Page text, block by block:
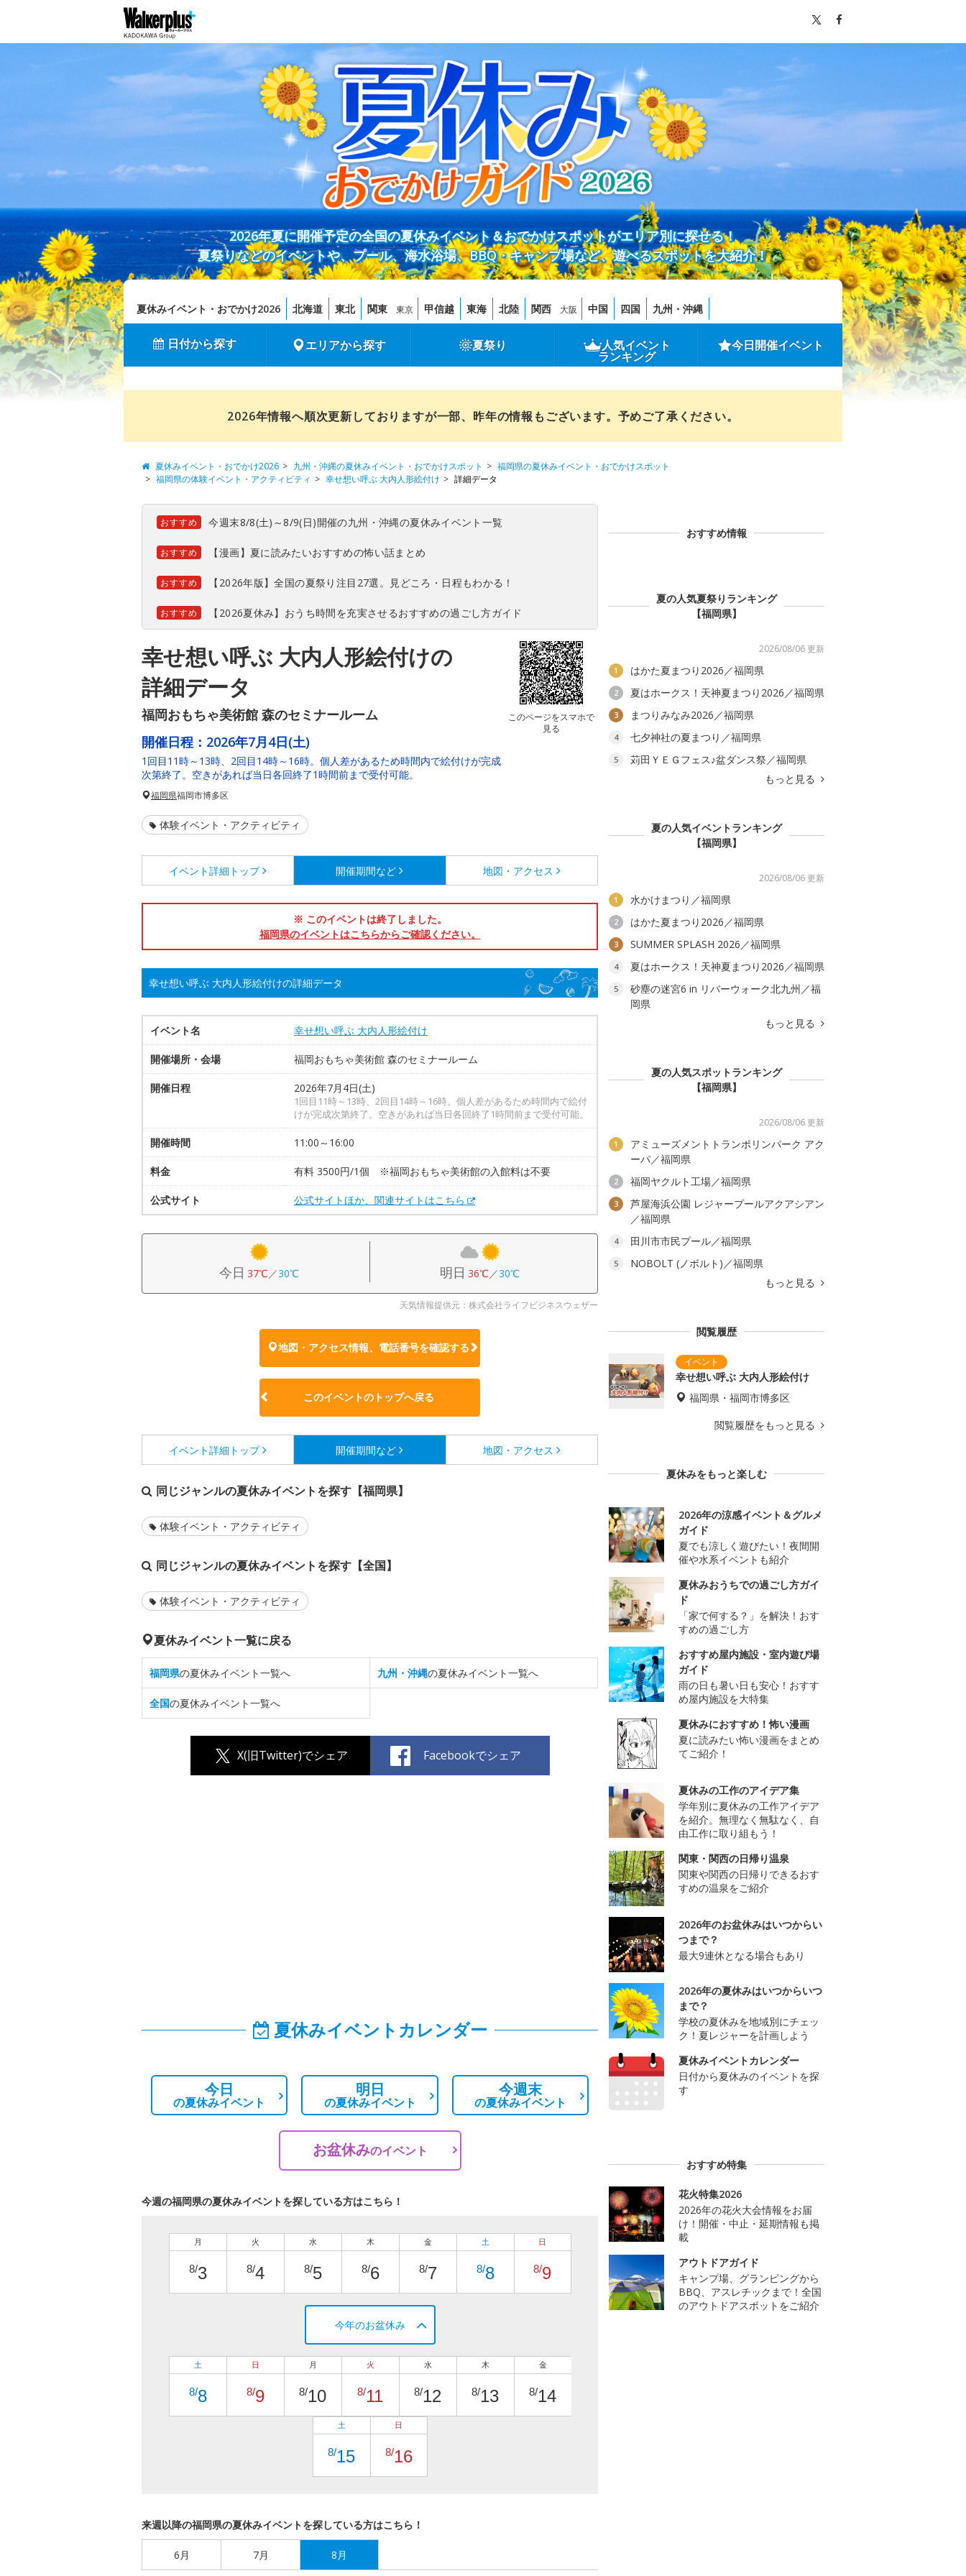
2026年夏に開催予定の全国の夏休みイベント＆おでかけスポットがエリア別に探せる！
夏祭りなどのイベントや、プール、海水浴場、BBQ・キャンプ場など、遊べるスポットを大紹介！
夏休みイベント・おでかけ2026 北海道 東北 関東 東京 甲信越 東海 北陸 関西 大阪 中国 四国 九州・沖縄
日付から探す エリアから探す 夏祭り 人気イベント
ランキング
今日開催イベント
2026年情報へ順次更新しておりますが一部、昨年の情報もございます。予めご了承ください。
夏休みイベント・おでかけ2026 九州・沖縄の夏休みイベント・おでかけスポット
福岡県の夏休みイベント・おでかけスポット
福岡県の体験イベント・アクティビティ
幸せ想い呼ぶ 大内人形絵付け 詳細データ
おすすめ 今週末8/8(土)～8/9(日)開催の九州・沖縄の夏休みイベント一覧
おすすめ 【漫画】夏に読みたいおすすめの怖い話まとめ
おすすめ 【2026年版】全国の夏祭り注目27選。見どころ・日程もわかる！
おすすめ 【2026夏休み】おうち時間を充実させるおすすめの過ごし方ガイド
幸せ想い呼ぶ 大内人形絵付けの
詳細データ
福岡おもちゃ美術館 森のセミナールーム
このページをスマホで
見る
開催日程： 2026年7月4日(土)
1回目11時～13時、2回目14時～16時。個人差があるため時間内で絵付けが完成
次第終了。空きがあれば当日各回終了1時間前まで受付可能。
福岡県福岡市博多区
体験イベント・アクティビティ
イベント詳細 トップ 開催期間など 地図・アクセス
※ このイベントは終了しました。
福岡県のイベントはこちらからご確認ください。
幸せ想い呼ぶ 大内人形絵付けの詳細データ
イベント名 幸せ想い呼ぶ 大内人形絵付け
開催場所・会場 福岡おもちゃ美術館 森のセミナールーム
開催日程 2026年7月4日(土)
1回目11時～13時、2回目14時～16時。個人差があるため時間内で絵付
けが完成次第終了。空きがあれば当日各回終了1時間前まで受付可能。
開催時間 11:00～16:00
料金 有料 3500円/1個 ※福岡おもちゃ美術館の入館料は不要
公式サイト 公式サイトほか、関連サイトはこちら
今日 37℃／30℃ 明日 36℃／30℃
天気情報提供元：株式会社ライフビジネスウェザー
地図・アクセス情報、電話番号を確認する
このイベントのトップへ戻る
イベント詳細 トップ 開催期間など 地図・アクセス
同じジャンルの夏休みイベントを探す【福岡県】
体験イベント・アクティビティ
同じジャンルの夏休みイベントを探す【全国】
体験イベント・アクティビティ
夏休みイベント一覧に戻る
福岡県の夏休みイベント一覧へ 九州・沖縄の夏休みイベント一覧へ
全国の夏休みイベント一覧へ
X(旧Twitter)でシェア Facebookでシェア
夏休みイベントカレンダー
今日
の夏休みイベント
明日
の夏休みイベント
今週末
の夏休みイベント
お盆休みのイベント
今週の福岡県の夏休みイベントを探している方はこちら！
月
8/3
火
8/4
水
8/5
木
8/6
金
8/7
土
8/8
日
8/9
今年のお盆休み
土
8/8
日
8/9
月
8/10
火
8/11
水
8/12
木
8/13
金
8/14
土
8/15
日
8/16
来週以降の福岡県の夏休みイベントを探している方はこちら！
6月 7月 8月
おすすめ情報
夏の人気夏祭りランキング
【福岡県】
2026/08/06 更新
1 はかた夏まつり2026／福岡県
2 夏はホークス！天神夏まつり2026／福岡県
3 まつりみなみ2026／福岡県
4 七夕神社の夏まつり／福岡県
5
苅田ＹＥＧフェス♪盆ダンス祭／福岡県
もっと見る
夏の人気イベントランキング
【福岡県】
2026/08/06 更新
1 水かけまつり／福岡県
2 はかた夏まつり2026／福岡県
3 SUMMER SPLASH 2026／福岡県
4 夏はホークス！天神夏まつり2026／福岡県
5
砂塵の迷宮6 in リバーウォーク北九州／福
岡県
もっと見る
夏の人気スポットランキング
【福岡県】
2026/08/06 更新
1
アミューズメントトランポリンパーク アク
ーパ／福岡県
2 福岡ヤクルト工場／福岡県
3
芦屋海浜公園 レジャープールアクアシアン
／福岡県
4 田川市市民プール／福岡県
5
NOBOLT (ノボルト)／福岡県
もっと見る
閲覧履歴
幸せ想い呼ぶ 大内人形絵付け
福岡県・福岡市博多区
閲覧履歴をもっと見る
夏休みをもっと楽しむ
2026年の涼感イベント＆グルメ
ガイド
夏でも涼しく遊びたい！夜間開
催や水系イベントも紹介
夏休みおうちでの過ごし方ガイ
ド
「家で何する？」を解決！おす
すめの過ごし方
おすすめ屋内施設・室内遊び場
ガイド
雨の日も暑い日も安心！おすす
め屋内施設を大特集
夏休みにおすすめ！怖い漫画
夏に読みたい怖い漫画をまとめ
てご紹介！
夏休みの工作のアイデア集
学年別に夏休みの工作アイデア
を紹介。無理なく無駄なく、自
由工作に取り組もう！
関東・関西の日帰り温泉
関東や関西の日帰りできるおす
すめの温泉をご紹介
2026年のお盆休みはいつからい
つまで？
最大9連休となる場合もあり
2026年の夏休みはいつからいつ
まで？
学校の夏休みを地域別にチェッ
ク！夏レジャーを計画しよう
夏休みイベントカレンダー
日付から夏休みのイベントを探
す
おすすめ特集
花火特集2026
2026年の花火大会情報をお届
け！開催・中止・延期情報も掲
載
アウトドアガイド
キャンプ場、グランピングから
BBQ、アスレチックまで！全国
のアウトドアスポットをご紹介